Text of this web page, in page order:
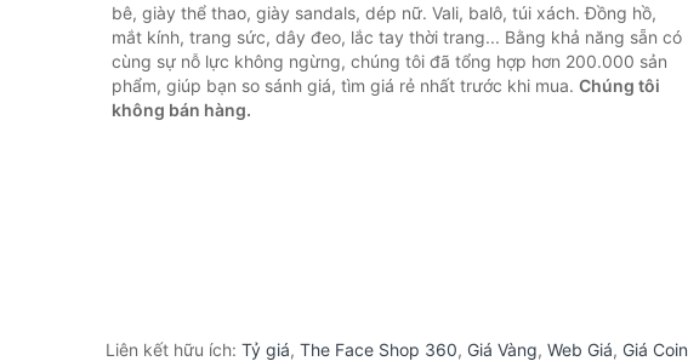
bê, giày thể thao, giày sandals, dép nữ. Vali, balô, túi xách. Đồng hồ,
mắt kính, trang sức, dây đeo, lắc tay thời trang... Bằng khả năng sẵn có
cùng sự nỗ lực không ngừng, chúng tôi đã tổng hợp hơn 200.000 sản
phẩm, giúp bạn so sánh giá, tìm giá rẻ nhất trước khi mua. Chúng tôi
không bán hàng.
Liên kết hữu ích: Tỷ giá, The Face Shop 360, Giá Vàng, Web Giá, Giá Coin